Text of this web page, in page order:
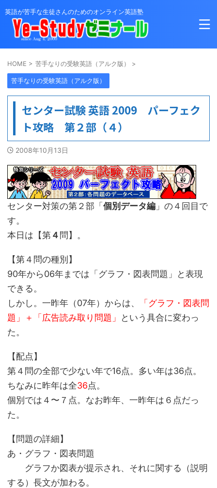
英語が苦手な生徒さんのためのオンライン英語塾
HOME > 苦手なりの受験英語（アルク版） >
苦手なりの受験英語（アルク版）
センター試験 英語 2009 パーフェク
ト攻略 第２部（４）
2008年10月13日
センター対策の第２部「 個別データ編 」の４回目で
す。
本日は【第４ 問】。
【第４問の種別】
90年から06年までは「グラフ・図表問題」と表現
できる。
しかし。一昨年（07年）からは、
「グラフ・図表問
題」＋「広告読み取り問題」
という具合に変わっ
た。
【配点】
第４問の全部で少ない年で16点。多い年は36点。
ちなみに昨年は全36点。
個別では４〜７点。なお昨年、一昨年は６点だっ
た。
【問題の詳細】
あ・グラフ・図表問題
グラフか図表が提示され、それに関する（説明
する）長文が加わる。